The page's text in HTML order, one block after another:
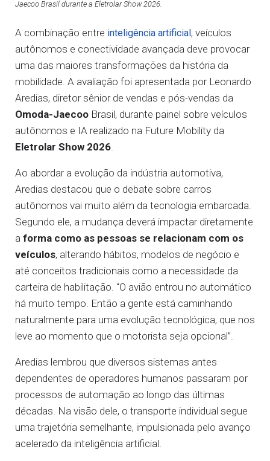
Jaecoo Brasil durante a Eletrolar Show 2026.
A combinação entre inteligência artificial, veículos
autônomos e conectividade avançada deve provocar
uma das maiores transformações da história da
mobilidade. A avaliação foi apresentada por Leonardo
Aredias, diretor sênior de vendas e pós-vendas da
Omoda-Jaecoo Brasil, durante painel sobre veículos
autônomos e IA realizado na Future Mobility da
Eletrolar Show 2026.
Ao abordar a evolução da indústria automotiva,
Aredias destacou que o debate sobre carros
autônomos vai muito além da tecnologia embarcada.
Segundo ele, a mudança deverá impactar diretamente
a forma como as pessoas se relacionam com os
veículos, alterando hábitos, modelos de negócio e
até conceitos tradicionais como a necessidade da
carteira de habilitação. “O avião entrou no automático
há muito tempo. Então a gente está caminhando
naturalmente para uma evolução tecnológica, que nos
leve ao momento que o motorista seja opcional”.
Aredias lembrou que diversos sistemas antes
dependentes de operadores humanos passaram por
processos de automação ao longo das últimas
décadas. Na visão dele, o transporte individual segue
uma trajetória semelhante, impulsionada pelo avanço
acelerado da inteligência artificial.